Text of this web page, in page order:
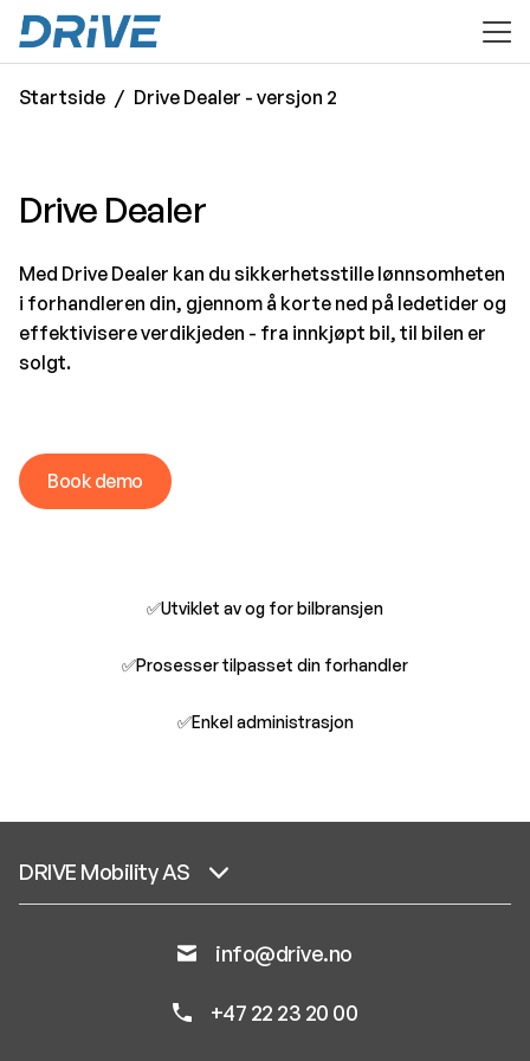
hovedinnhold
Startside Drive Dealer - versjon 2
Drive Dealer
Med Drive Dealer kan du sikkerhetsstille lønnsomheten
i forhandleren din, gjennom å korte ned på ledetider og
effektivisere verdikjeden - fra innkjøpt bil, til bilen er
solgt.
Book demo
✅Utviklet av og for bilbransjen
✅Prosesser tilpasset din forhandler
✅Enkel administrasjon
DRIVE Mobility AS
info@drive.no
+47 22 23 20 00